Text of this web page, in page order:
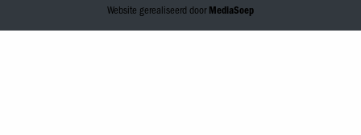
Website gerealiseerd door MediaSoep